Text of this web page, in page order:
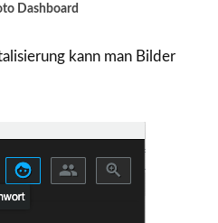
Dashboard
kann man Bilder